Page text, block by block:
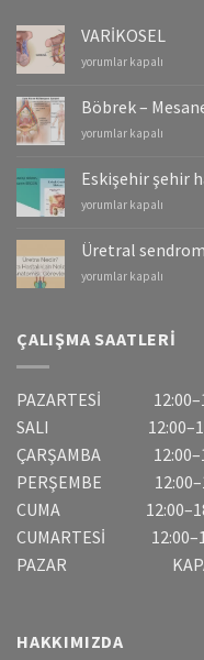
VARİKOSEL
VARİKOSEL
yorumlar kapalı
Böbrek –
Böbrek
Mesane
Kanserleri
için
yorumlar kapalı
Eskişehir şehir
Eskişehir
hastanesi
üroloji
doktorları
yorumlar kapalı
Üretral sendrom
Üretral
yorumlar kapalı
ÇALIŞMA SAATLERI
PAZARTESİ
SALI
ÇARŞAMBA
PERŞEMBE
CUMA
CUMARTESİ
PAZAR
HAKKIMIZDA